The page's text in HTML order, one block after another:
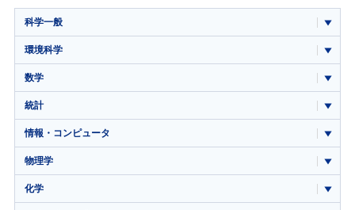
科学一般
環境科学
数学
統計
情報・コンピュータ
物理学
化学